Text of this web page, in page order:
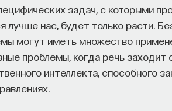
задач, с которыми
лучше нас, будет только расти.
могут иметь множество
проблемы, когда речь заходит
интеллекта, способного